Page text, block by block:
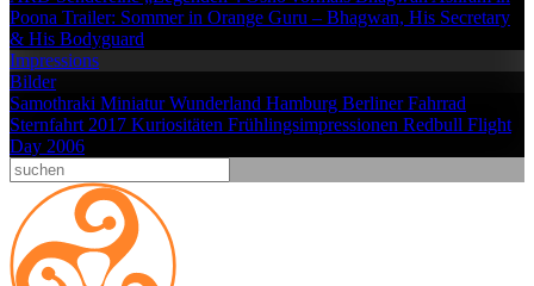
Poona Trailer: Sommer in Orange Guru – Bhagwan, His Secretary
& His Bodyguard
Impressions
Bilder
Samothraki Miniatur Wunderland Hamburg Berliner Fahrrad
Sternfahrt 2017 Kuriositäten Frühlingsimpressionen Redbull Flight
Day 2006